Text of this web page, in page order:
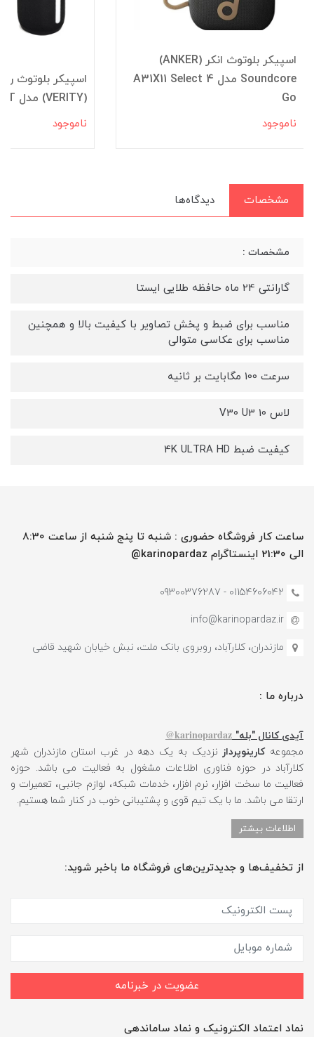
اسپیکر بلوتوث انکر (ANKER)
Soundcore مدل A31X11 Select 4
Go
ناموجود
اسپیکر بلوتوث
(VERITY) مدل V-PS7023BT
ناموجود
مشخصات دیدگاه‌ها
مشخصات :
گارانتی 24 ماه حافظه طلایی ایستا
مناسب برای ضبط و پخش تصاویر با کیفیت بالا و همچنین
مناسب برای عکاسی متوالی
سرعت 100 مگابایت بر ثانیه
لاس 10 V30 U3
کیفیت ضبط 4K ULTRA HD
ساعت کار فروشگاه حضوری : شنبه تا پنج شنبه از ساعت 8:30
الی 21:30 اینستاگرام karinopardaz@
01154606042 - 09300376287
info@karinopardaz.ir
مازندران، کلارآباد، روبروی بانک ملت، نبش خیابان شهید قاضی
درباره ما :
آیدی کانال "بله" karinopardaz@
مجموعهکارینوپرداز نزدیک به یک دهه در غرب استان مازندران شهر
کلارآباد در حوزه فناوری اطلاعات مشغول به فعالیت می باشد. حوزه
فعالیت ما سخت افزار، نرم افزار، خدمات شبکه، لوازم جانبی، تعمیرات و
ارتقا می باشد. ما با یک تیم قوی و پشتیبانی خوب در کنار شما هستیم.
اطلاعات بیشتر
از تخفیف‌ها و جدیدترین‌های فروشگاه ما باخبر شوید:
عضویت در خبرنامه
نماد اعتماد الکترونیک و نماد ساماندهی